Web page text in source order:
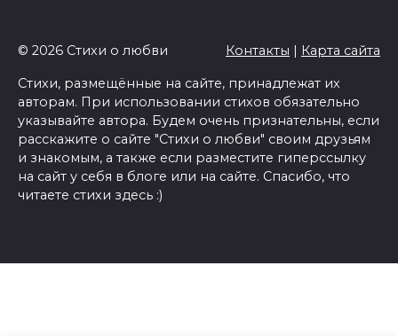
© 2026 Стихи о любви Контакты Карта сайта
Стихи, размещённые на сайте, принадлежат их
авторам. При использовании стихов обязательно
указывайте автора. Будем очень признательны, если
расскажите о сайте "Стихи о любви" своим друзьям
и знакомым, а также если разместите гиперссылку
на сайт у себя в блоге или на сайте. Спасибо, что
читаете стихи здесь :)